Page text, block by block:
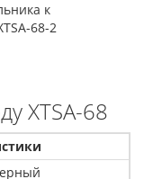
к
68-2
XTSA-68